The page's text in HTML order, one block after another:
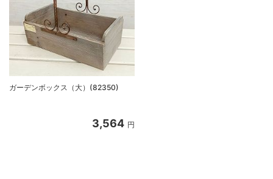
ガーデンボックス（大）(82350)
3,564 円